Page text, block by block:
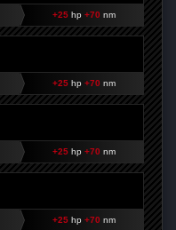
+25hp +70 nm
+25hp +70 nm
+25hp +70 nm
+25hp +70 nm